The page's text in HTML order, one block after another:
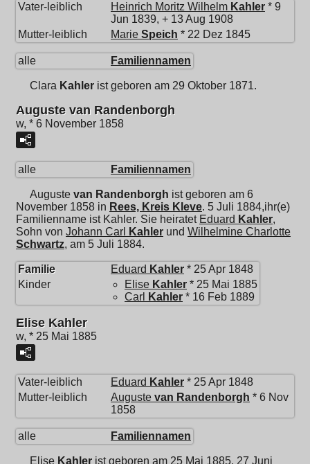
Vater-leiblich Heinrich Moritz Wilhelm Kahler * 9
Jun 1839, + 13 Aug 1908
Mutter-leiblich
Marie Speich * 22 Dez 1845
alle Familiennamen
Clara Kahler ist geboren am 29 Oktober 1871.
Auguste van Randenborgh
w, * 6 November 1858
alle Familiennamen
Auguste van Randenborgh ist geboren am 6
November 1858 in Rees, Kreis Kleve. 5 Juli 1884,ihr(e)
Familienname ist Kahler. Sie heiratet Eduard Kahler,
Sohn von Johann Carl Kahler und Wilhelmine Charlotte
Schwartz, am 5 Juli 1884.
Familie Eduard Kahler * 25 Apr 1848
Kinder
Elise Kahler * 25 Mai 1885
Carl
Kahler * 16 Feb 1889
Elise Kahler
w, * 25 Mai 1885
Vater-leiblich Eduard Kahler * 25 Apr 1848
Mutter-leiblich
Auguste van Randenborgh * 6 Nov
1858
alle Familiennamen
Elise Kahler ist geboren am 25 Mai 1885. 27 Juni